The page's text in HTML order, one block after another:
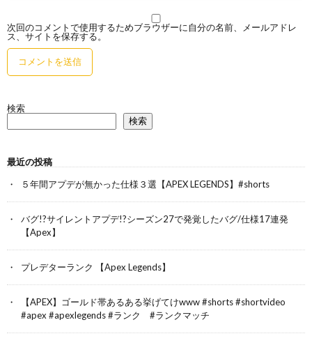
次回のコメントで使用するためブラウザーに自分の名前、メールアドレ
ス、サイトを保存する。
検索
検索
最近の投稿
５年間アプデが無かった仕様３選【APEX LEGENDS】#shorts
バグ!?サイレントアプデ!?シーズン27で発覚したバグ/仕様17連発
【Apex】
プレデターランク 【Apex Legends】
【APEX】ゴールド帯あるある挙げてけwww #shorts #shortvideo
#apex #apexlegends #ランク #ランクマッチ